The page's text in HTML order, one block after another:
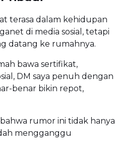
terasa dalam kehidupan
di media sosial, tetapi
datang ke rumahnya.
bawa sertifikat,
DM saya penuh dengan
benar bikin repot,
rumor ini tidak hanya
mengganggu